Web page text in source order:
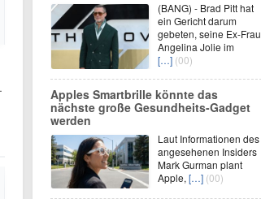
(BANG) - Brad Pitt hat
ein Gericht darum
gebeten, seine Ex-Frau
Angelina Jolie im
[…] (00)
Apples Smartbrille könnte das
nächste große Gesundheits-Gadget
werden
Laut Informationen des
angesehenen Insiders
Mark Gurman plant
Apple, […] (00)